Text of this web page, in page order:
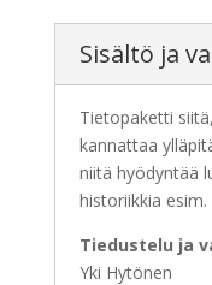
Sisältö ja
Tietopaketti
kannattaa
niitä hyödyntää
historiikkia
Tiedustelu ja
Yki Hytönen